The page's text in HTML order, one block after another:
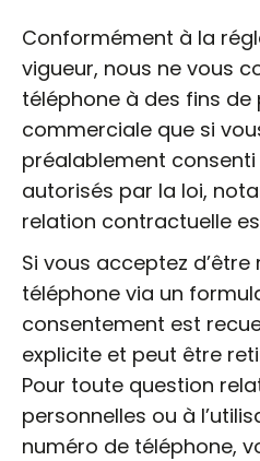
Conformément à la
vigueur, nous ne vous
téléphone à des fins
commerciale que si
préalablement
autorisés par la loi,
relation contractuelle
Si vous acceptez
téléphone via un
consentement est
explicite et peut être
Pour toute question
personnelles ou à
numéro de téléphone,